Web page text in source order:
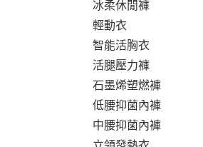
冰柔休閒褲
輕動衣
智能活胸衣
活腿壓力褲
石墨烯塑燃褲
低腰抑菌內褲
中腰抑菌內褲